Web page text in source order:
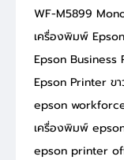
WF-M5899
เครื่องพิมพ์
Epson Business
Epson Printer ขา
epson
เครื่องพิมพ์
epson printer